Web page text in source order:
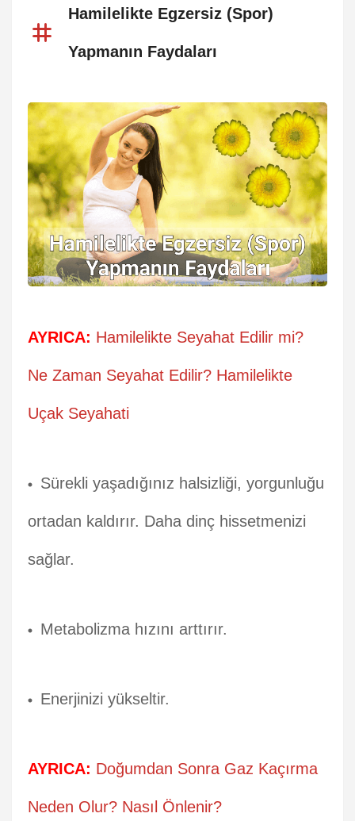
Hamilelikte Egzersiz (Spor)
Yapmanın Faydaları
AYRICA: Hamilelikte Seyahat Edilir mi?
Ne Zaman Seyahat Edilir? Hamilelikte
Uçak Seyahati
Sürekli yaşadığınız halsizliği, yorgunluğu
ortadan kaldırır. Daha dinç hissetmenizi
sağlar.
Metabolizma hızını arttırır.
Enerjinizi yükseltir.
AYRICA: Doğumdan Sonra Gaz Kaçırma
Neden Olur? Nasıl Önlenir?